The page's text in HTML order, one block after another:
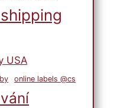
USA
online labels @cs